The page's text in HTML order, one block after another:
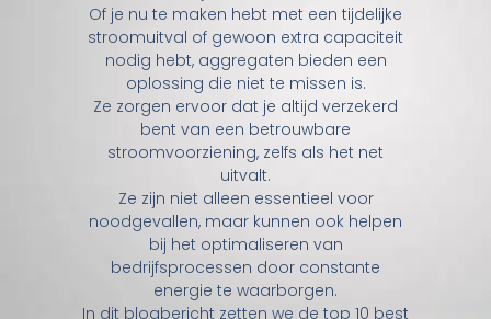
Of je nu te maken hebt met een tijdelijke
stroomuitval of gewoon extra capaciteit
nodig hebt, aggregaten bieden een
oplossing die niet te missen is.
Ze zorgen ervoor dat je altijd verzekerd
bent van een betrouwbare
stroomvoorziening, zelfs als het net
uitvalt.
Ze zijn niet alleen essentieel voor
noodgevallen, maar kunnen ook helpen
bij het optimaliseren van
bedrijfsprocessen door constante
energie te waarborgen.
In dit blogbericht zetten we de top 10 best